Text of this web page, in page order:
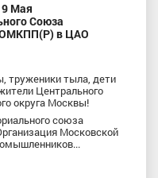
9 Мая
Союза
ОМКПП(Р) в ЦАО
труженики тыла, дети
Центрального
округа Москвы!
союза
Московской